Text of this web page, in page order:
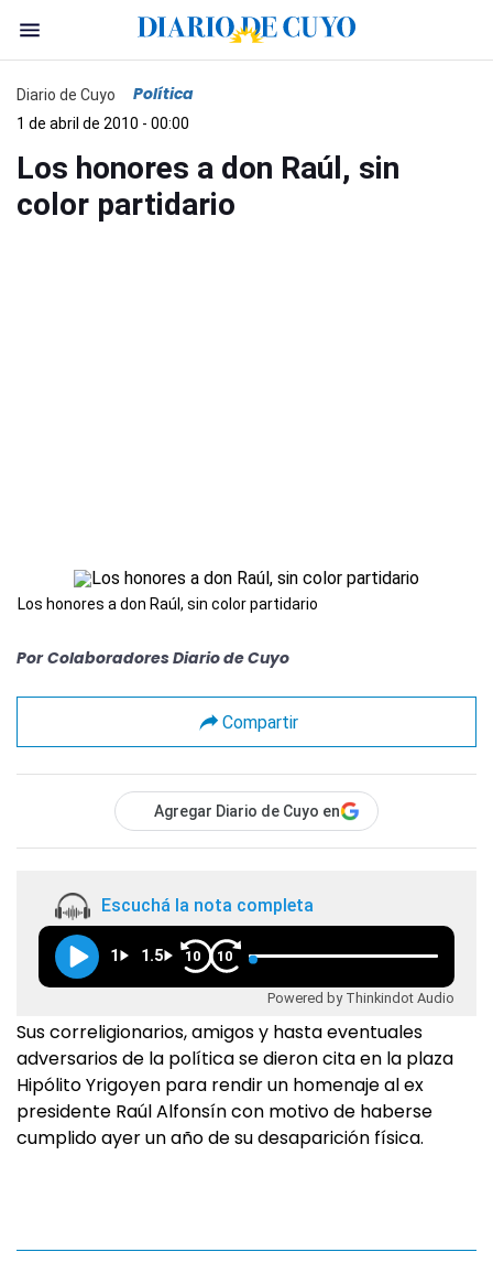
Diario de Cuyo Política
1 de abril de 2010 - 00:00
Los honores a don Raúl, sin
color partidario
Los honores a don Raúl, sin color partidario
Por Colaboradores Diario de Cuyo
Compartir
Agregar Diario de Cuyo en
Escuchá la nota completa
1 1.5 10 10
Powered by Thinkindot Audio
Sus correligionarios, amigos y hasta eventuales
adversarios de la política se dieron cita en la plaza
Hipólito Yrigoyen para rendir un homenaje al ex
presidente Raúl Alfonsín con motivo de haberse
cumplido ayer un año de su desaparición física.